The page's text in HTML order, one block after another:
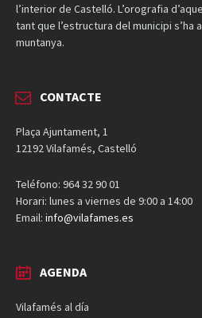
l’interior de Castelló. L’orografia
tant que l’estructura del municipi s’ha
muntanya.
CONTACTE
Plaça Ajuntament, 1
12192 Vilafamés, Castelló
Teléfono: 964 32 90 01
Horari: lunes a viernes de 9:00 a 14:00
Email: info@vilafames.es
AGENDA
Vilafamés al día